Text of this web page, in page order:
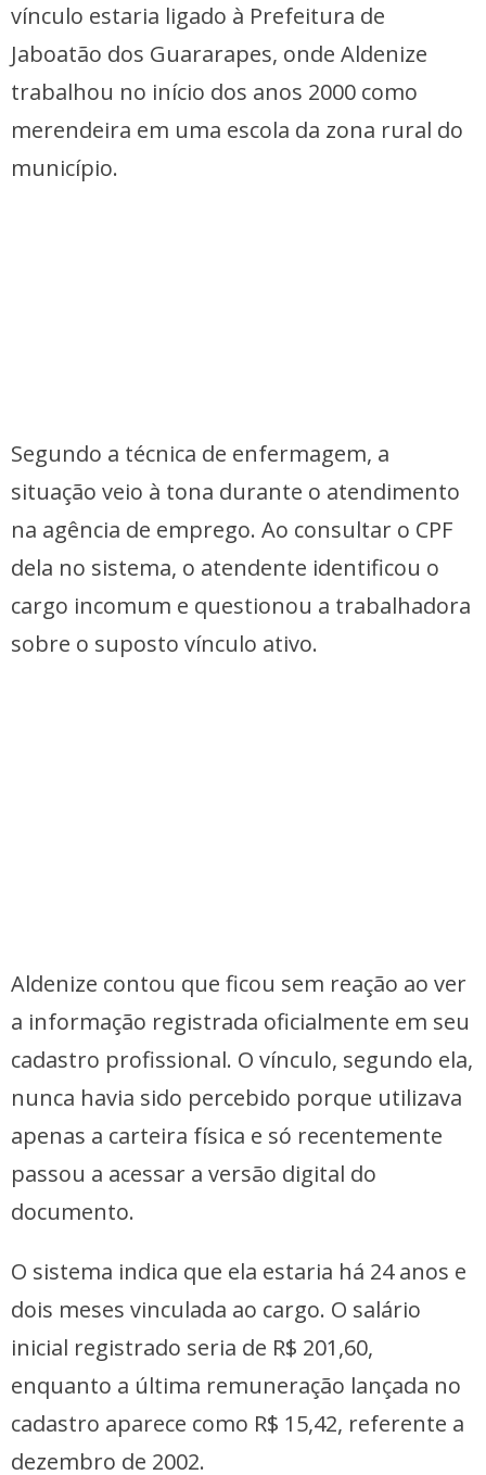
vínculo estaria ligado à Prefeitura de
Jaboatão dos Guararapes, onde Aldenize
trabalhou no início dos anos 2000 como
merendeira em uma escola da zona rural do
município.
Segundo a técnica de enfermagem, a
situação veio à tona durante o atendimento
na agência de emprego. Ao consultar o CPF
dela no sistema, o atendente identificou o
cargo incomum e questionou a trabalhadora
sobre o suposto vínculo ativo.
Aldenize contou que ficou sem reação ao ver
a informação registrada oficialmente em seu
cadastro profissional. O vínculo, segundo ela,
nunca havia sido percebido porque utilizava
apenas a carteira física e só recentemente
passou a acessar a versão digital do
documento.
O sistema indica que ela estaria há 24 anos e
dois meses vinculada ao cargo. O salário
inicial registrado seria de R$ 201,60,
enquanto a última remuneração lançada no
cadastro aparece como R$ 15,42, referente a
dezembro de 2002.